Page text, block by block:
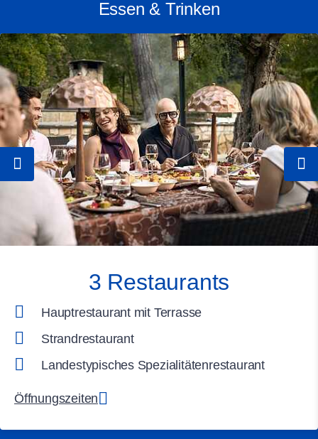
Essen & Trinken
3 Restaurants
Hauptrestaurant mit Terrasse
Strandrestaurant
Landestypisches Spezialitätenrestaurant
Öffnungszeiten